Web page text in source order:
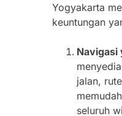
Yogyakarta
keuntungan
Navigasi
jalan,
seluruh